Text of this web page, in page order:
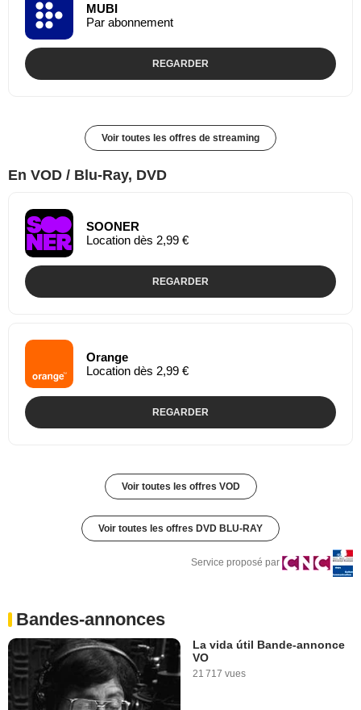
MUBI
Par abonnement
REGARDER
Voir toutes les offres de streaming
En VOD / Blu-Ray, DVD
SOONER
Location dès 2,99 €
REGARDER
Orange
Location dès 2,99 €
REGARDER
Voir toutes les offres VOD
Voir toutes les offres DVD BLU-RAY
Service proposé par
Bandes-annonces
La vida útil Bande-annonce
VO
21 717 vues